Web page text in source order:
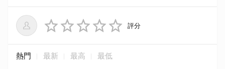
評分
熱門 最新 最高 最低